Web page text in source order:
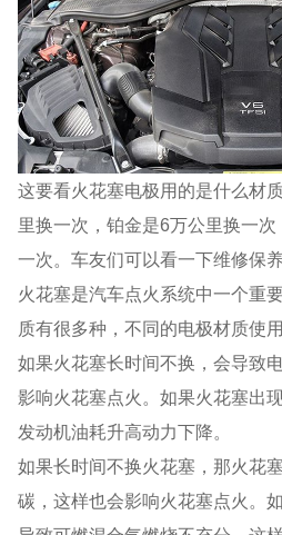
这要看火花塞电极用的是什么材
里换一次，铂金是6万公里换一
一次。车友们可以看一下维修保养
火花塞是汽车点火系统中一个重
质有很多种，不同的电极材质使
如果火花塞长时间不换，会导致
影响火花塞点火。如果火花塞出
发动机油耗升高动力下降。
如果长时间不换火花塞，那火花
碳，这样也会影响火花塞点火。